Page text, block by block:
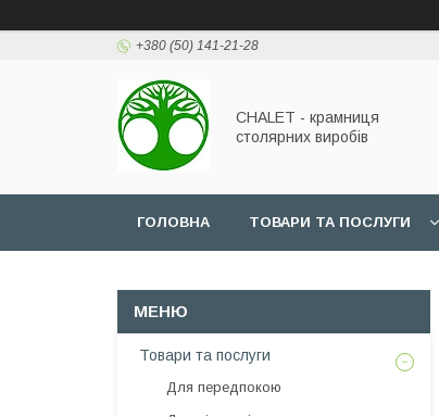
+380 (50) 141-21-28
CHALET - крамниця
столярних виробів
ГОЛОВНА ТОВАРИ ТА ПОСЛУГИ
Товари та послуги
Для передпокою